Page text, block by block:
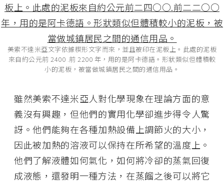
美索不達米亞文字依據楔形文字而來，並且被印在泥板上。此處的泥板
來自約公元前 2400 .前 2200 年，用的是阿卡德語。形狀類似但體積較
小的泥板，被當做城鎮居民之間的通信用品。
雖然美索不達米亞人對化學現象在理論方面的意
義沒有興趣，但他們的實用化學卻進步得令人驚
訝。他們能夠在各種加熱設備上調節火的大小，
因此被加熱的溶液可以保持在所希望的溫度上。
他們了解液體如何氣化，如何將冷卻的蒸氣回復
成液態，還發明一種方法，在蒸餾之後可以將它